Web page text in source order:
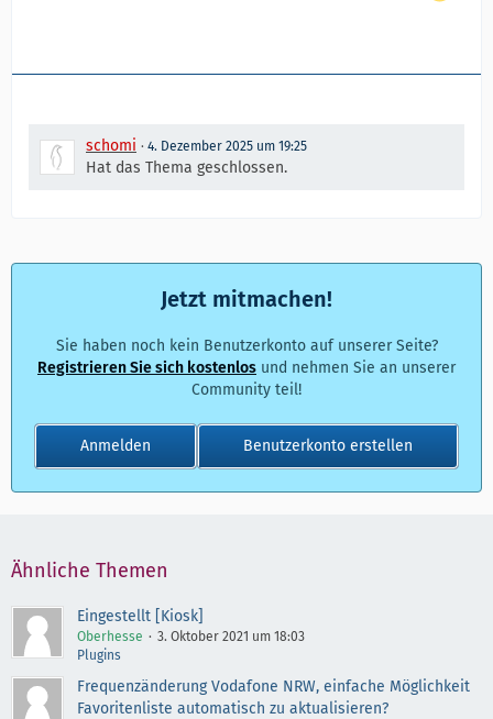
schomi 4. Dezember 2025 um 19:25
Hat das Thema geschlossen.
Jetzt mitmachen!
Sie haben noch kein Benutzerkonto auf unserer Seite?
Registrieren Sie sich kostenlos und nehmen Sie an unserer
Community teil!
Benutzerkonto erstellen
Anmelden
Ähnliche Themen
Eingestellt [Kiosk]
Oberhesse
3. Oktober 2021 um 18:03
Plugins
Frequenzänderung Vodafone NRW, einfache Möglichkeit
Favoritenliste automatisch zu aktualisieren?